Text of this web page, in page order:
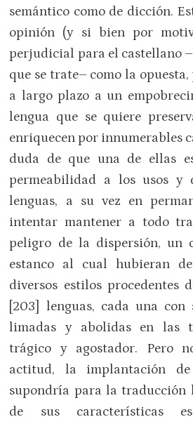
semántico como de dicción.
opinión (y si bien por
perjudicial para el castellano
que se trate– como la
a largo plazo a un
lengua que se quiere
enriquecen por innumerables
duda de que una de ellas
permeabilidad a los usos y
lenguas, a su vez en
intentar mantener a todo
peligro de la dispersión, un
estanco al cual hubieran
diversos estilos procedentes
[203] lenguas, cada una con
limadas y abolidas en las
trágico y agostador. Pero
actitud, la implantación de
supondría para la traducción
de sus características